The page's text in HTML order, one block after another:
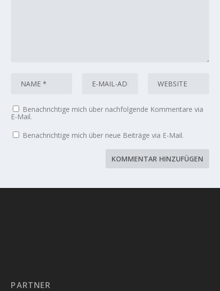
Benachrichtige mich über nachfolgende Kommentare via
E-Mail.
Benachrichtige mich über neue Beiträge via E-Mail.
PARTNER